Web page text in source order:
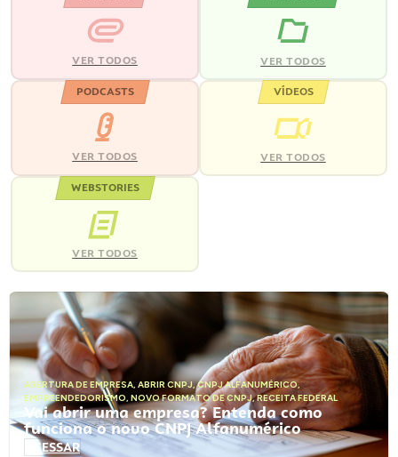
VER TODOS VER TODOS
PODCASTS
VER TODOS
VÍDEOS
VER TODOS
WEBSTORIES
VER TODOS
ABERTURA DE EMPRESA, ABRIR CNPJ,CNPJ ALFANUMÉRICO,
EMPREENDEDORISMO, NOVO FORMATO DE CNPJ,RECEITA FEDERAL
Vai abrir uma empresa? Entenda como
funciona o novo CNPJ Alfanumérico
ACESSAR